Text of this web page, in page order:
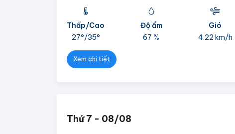
Thấp/Cao
27°/35°
Độ ẩm
67 %
Gió
4.22 km/h
Xem chi tiết
Thứ 7 - 08/08